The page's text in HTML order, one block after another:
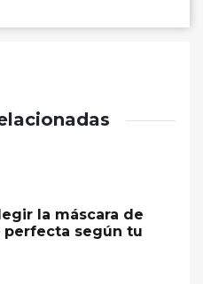
la máscara de
perfecta según tu